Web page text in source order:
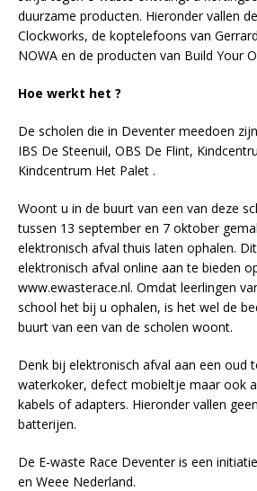
duurzame producten. Hieronder vallen
Clockworks, de koptelefoons van
NOWA en de producten van Build Your
Hoe werkt het ?
De scholen die in Deventer meedoen
IBS De Steenuil, OBS De Flint,
Kindcentrum Het Palet .
Woont u in de buurt van een van deze
tussen 13 september en 7 oktober
elektronisch afval thuis laten ophalen.
elektronisch afval online aan te bieden
www.ewasterace.nl. Omdat leerlingen
school het bij u ophalen, is het wel de
buurt van een van de scholen woont.
Denk bij elektronisch afval aan een oud
waterkoker, defect mobieltje maar ook
kabels of adapters. Hieronder vallen
batterijen.
De E-waste Race Deventer is een
en Weee Nederland.